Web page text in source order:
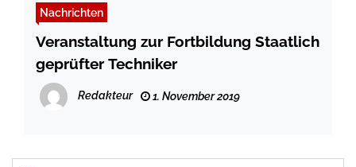
Nachrichten
Veranstaltung zur Fortbildung Staatlich
geprüfter Techniker
Redakteur 1. November 2019